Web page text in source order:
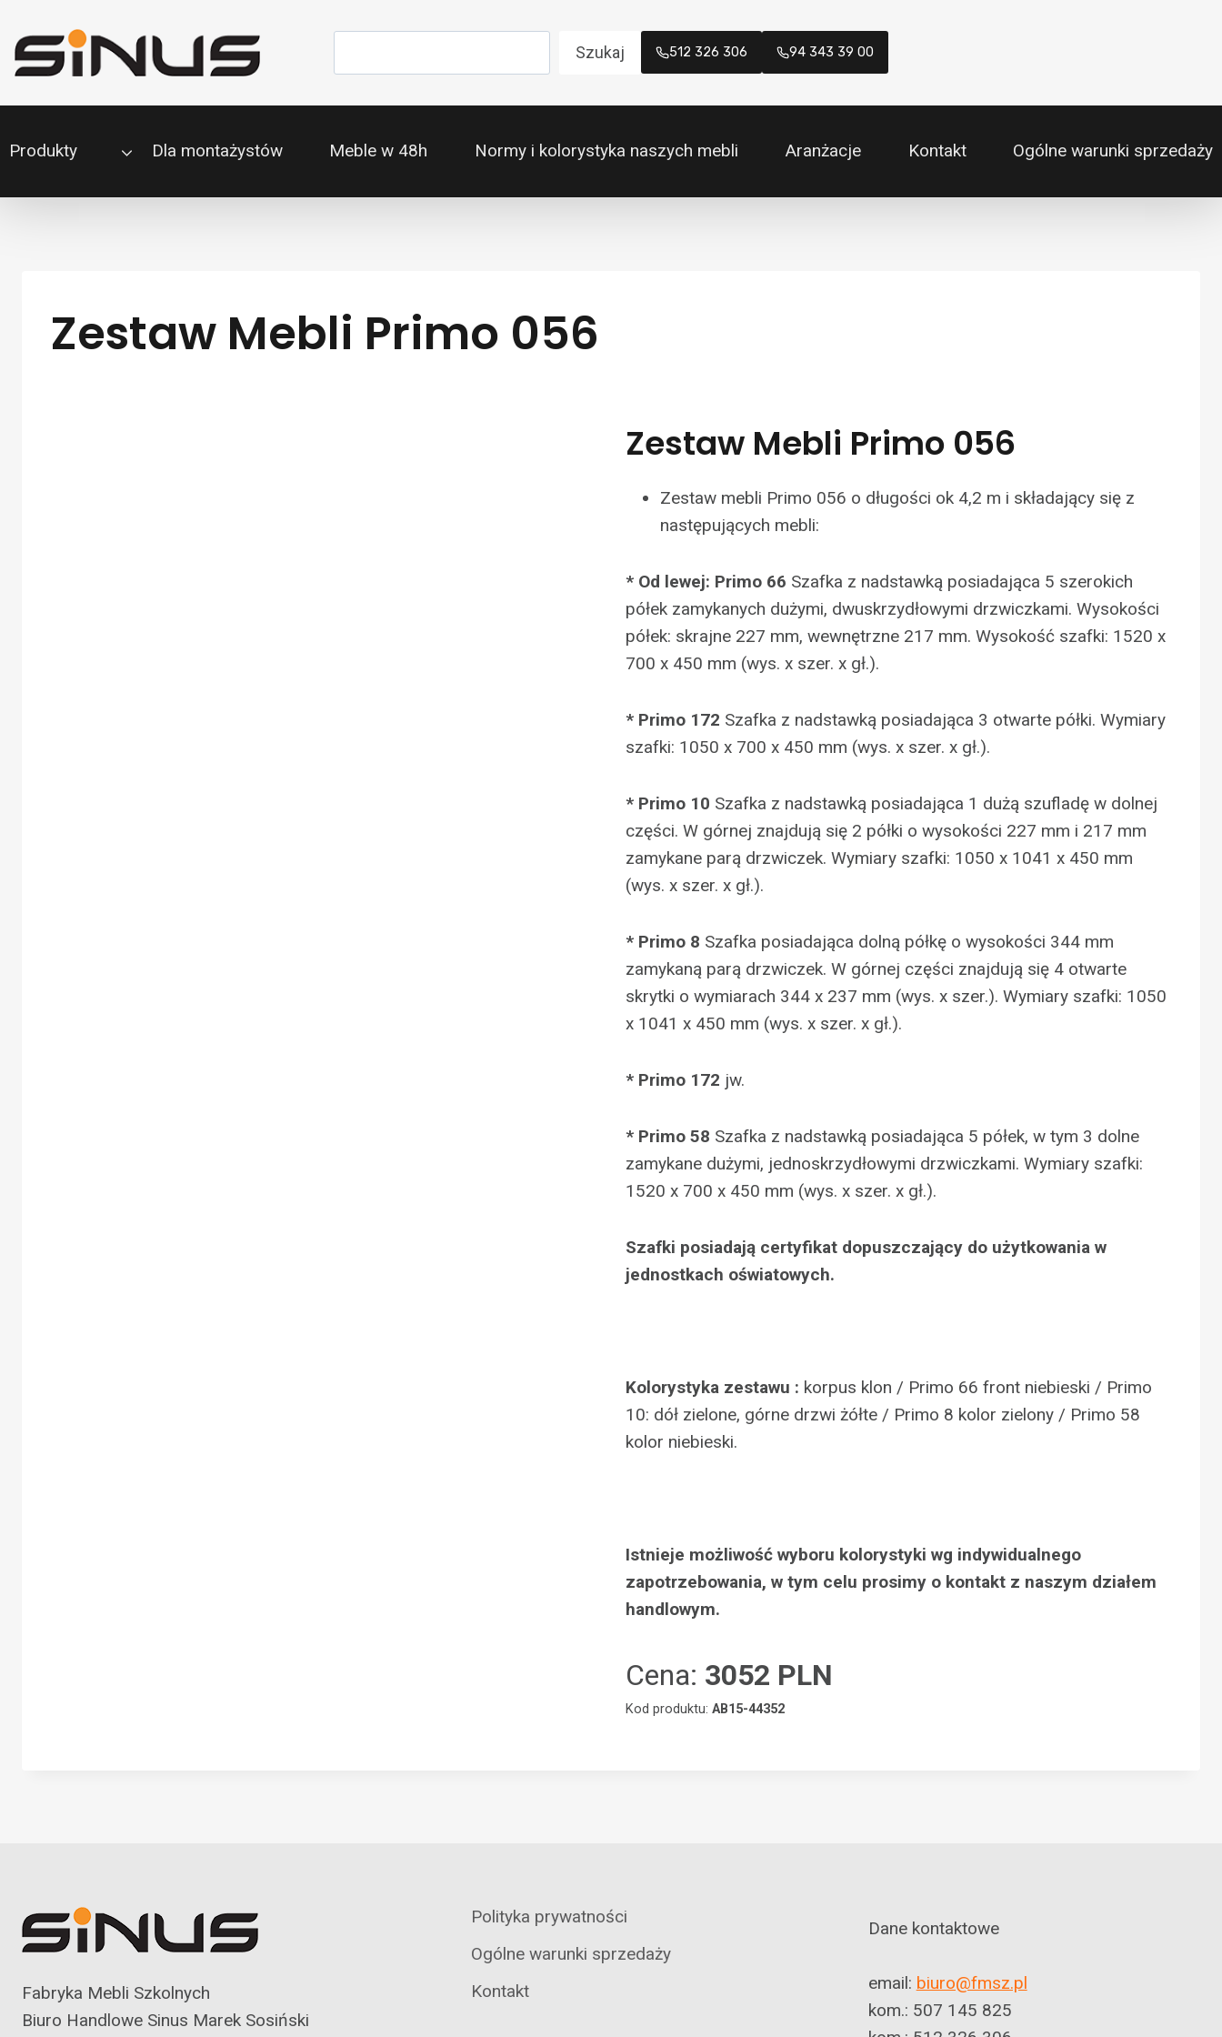
do
treści
Szukaj 512 326 306 94 343 39 00
Produkty Dla montażystów Meble w 48h Normy i kolorystyka naszych mebli Aranżacje Kontakt Ogólne warunki sprzedaży
Zestaw Mebli Primo 056
Zestaw Mebli Primo 056
Zestaw mebli Primo 056 o długości ok 4,2 m i składający się z
następujących mebli:
* Od lewej: Primo 66 Szafka z nadstawką posiadająca 5 szerokich
półek zamykanych dużymi, dwuskrzydłowymi drzwiczkami. Wysokości
półek: skrajne 227 mm, wewnętrzne 217 mm. Wysokość szafki: 1520 x
700 x 450 mm (wys. x szer. x gł.).
* Primo 172 Szafka z nadstawką posiadająca 3 otwarte półki. Wymiary
szafki: 1050 x 700 x 450 mm (wys. x szer. x gł.).
* Primo 10 Szafka z nadstawką posiadająca 1 dużą szufladę w dolnej
części. W górnej znajdują się 2 półki o wysokości 227 mm i 217 mm
zamykane parą drzwiczek. Wymiary szafki: 1050 x 1041 x 450 mm
(wys. x szer. x gł.).
* Primo 8 Szafka posiadająca dolną półkę o wysokości 344 mm
zamykaną parą drzwiczek. W górnej części znajdują się 4 otwarte
skrytki o wymiarach 344 x 237 mm (wys. x szer.). Wymiary szafki: 1050
x 1041 x 450 mm (wys. x szer. x gł.).
* Primo 172 jw.
* Primo 58 Szafka z nadstawką posiadająca 5 półek, w tym 3 dolne
zamykane dużymi, jednoskrzydłowymi drzwiczkami. Wymiary szafki:
1520 x 700 x 450 mm (wys. x szer. x gł.).
Szafki posiadają certyfikat dopuszczający do użytkowania w
jednostkach oświatowych.
Kolorystyka zestawu : korpus klon / Primo 66 front niebieski / Primo
10: dół zielone, górne drzwi żółte / Primo 8 kolor zielony / Primo 58
kolor niebieski.
Istnieje możliwość wyboru kolorystyki wg indywidualnego
zapotrzebowania, w tym celu prosimy o kontakt z naszym działem
handlowym.
Cena: 3052 PLN
Kod produktu: AB15-44352
Fabryka Mebli Szkolnych
Biuro Handlowe Sinus Marek Sosiński
Polityka prywatności
Ogólne warunki sprzedaży
Kontakt
Dane kontaktowe
email: biuro@fmsz.pl
kom.: 507 145 825